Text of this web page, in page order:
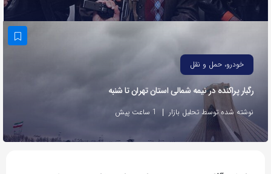
به
اشتراک
لینک
خودرو، حمل و نقل
رگبار پراکنده در نیمه شمالی استان تهران تا شنبه
نوشته شده توسط تحلیل بازار 1 ساعت پیش